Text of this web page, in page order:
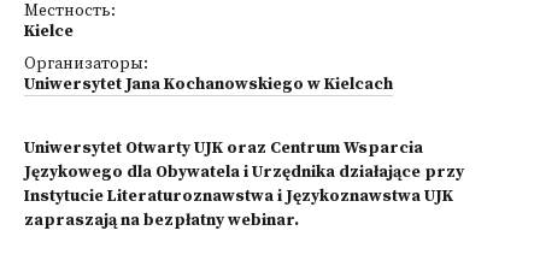
Местность:
Kielce
Организаторы:
Uniwersytet Jana Kochanowskiego w Kielcach
Uniwersytet Otwarty UJK oraz Centrum Wsparcia
Językowego dla Obywatela i Urzędnika działające przy
Instytucie Literaturoznawstwa i Językoznawstwa UJK
zapraszają na bezpłatny webinar.